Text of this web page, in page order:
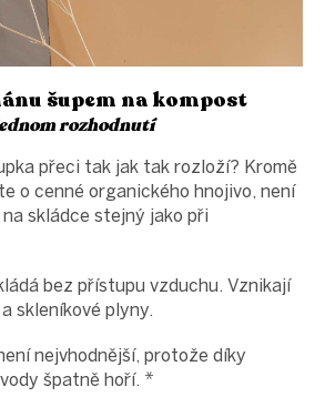
šupem na kompost
rozhodnutí
přeci tak jak tak rozloží? Kromě
o cenné organického hnojivo, není
skládce stejný jako při
bez přístupu vzduchu. Vznikají
skleníkové plyny.
nejvhodnější, protože díky
špatně hoří. *